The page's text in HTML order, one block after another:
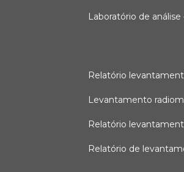
laboratório de
relatório
levantamento
relatório
relatório de